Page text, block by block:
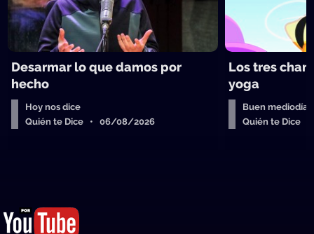
Desarmar lo que damos por
hecho
Hoy nos dice
Quién te Dice • 06/08/2026
Los tres
yoga
Buen mediodía
Quién te Dice